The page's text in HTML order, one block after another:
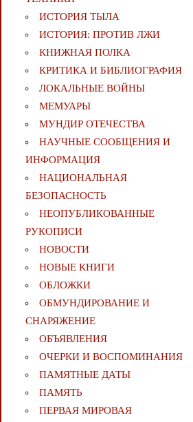
ИСТОРИЯ ТЫЛА
ИСТОРИЯ: ПРОТИВ ЛЖИ
КНИЖНАЯ ПОЛКА
КРИТИКА И БИБЛИОГРАФИЯ
ЛОКАЛЬНЫЕ ВОЙНЫ
МЕМУАРЫ
МУНДИР ОТЕЧЕСТВА
НАУЧНЫЕ СООБЩЕНИЯ И
ИНФОРМАЦИЯ
НАЦИОНАЛЬНАЯ
БЕЗОПАСНОСТЬ
НЕОПУБЛИКОВАННЫЕ
РУКОПИСИ
НОВОСТИ
НОВЫЕ КНИГИ
ОБЛОЖКИ
ОБМУНДИРОВАНИЕ И
СНАРЯЖЕНИЕ
ОБЪЯВЛЕНИЯ
ОЧЕРКИ И ВОСПОМИНАНИЯ
ПАМЯТНЫЕ ДАТЫ
ПАМЯТЬ
ПЕРВАЯ МИРОВАЯ